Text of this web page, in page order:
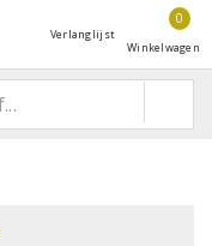
Verlanglijst
0
Winkelwagen